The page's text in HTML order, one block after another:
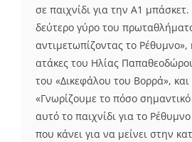
σε παιχνίδι για την Α1 μπάσκετ.
δεύτερο γύρο του
αντιμετωπίζοντας το
ατάκες του Ηλίας
του «Δικεφάλου του Βορρά», και
«Γνωρίζουμε το πόσο σημαντικό
αυτό το παιχνίδι για το
που κάνει για να μείνει στην